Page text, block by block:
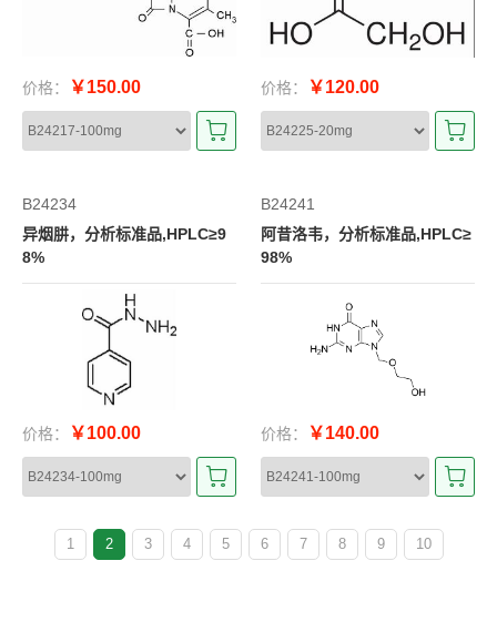
价格： ￥150.00 价格： ￥120.00
B24234
异烟肼，分析标准品,HPLC≥9
8%
价格： ￥100.00
B24241
阿昔洛韦，分析标准品,HPLC≥
98%
价格： ￥140.00
1 2 3 4 5 6 7 8 9 10